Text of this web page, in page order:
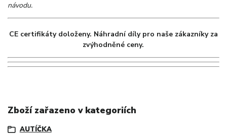
návodu.
CE certifikáty doloženy. Náhradní díly pro naše zákazníky za
zvýhodněné ceny.
Zboží zařazeno v kategoriích
AUTÍČKA